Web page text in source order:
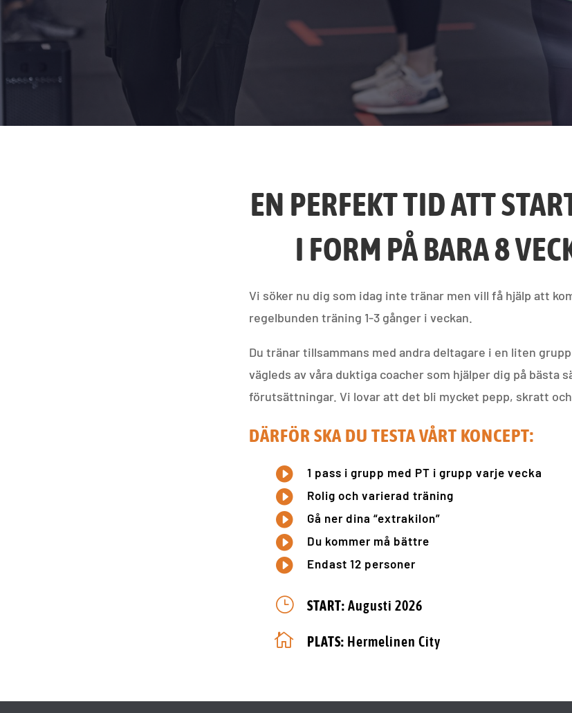
EN PERFEKT TID ATT
I FORM PÅ BARA 8
Vi söker nu dig som idag inte tränar men vill få hjälp att
regelbunden träning 1-3 gånger i veckan.
Du tränar tillsammans med andra deltagare i en liten
vägleds av våra duktiga coacher som hjälper dig på bästa
förutsättningar. Vi lovar att det bli mycket pepp, skratt
DÄRFÖR SKA DU TESTA VÅRT KONCEPT:
 1 pass i grupp med PT i grupp varje vecka
 Rolig och varierad träning
 Gå ner dina “extrakilon”
 Du kommer må bättre
 Endast 12 personer
} START: Augusti 2026
 PLATS: Hermelinen City